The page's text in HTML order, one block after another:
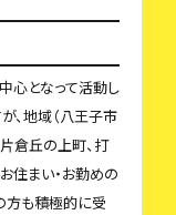
心となって活動し
、地域（八王子市
倉丘の上町、打
住まい・お勤めの
方も積極的に受